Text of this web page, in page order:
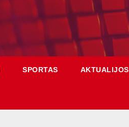
SPORTAS AKTUALIJOS